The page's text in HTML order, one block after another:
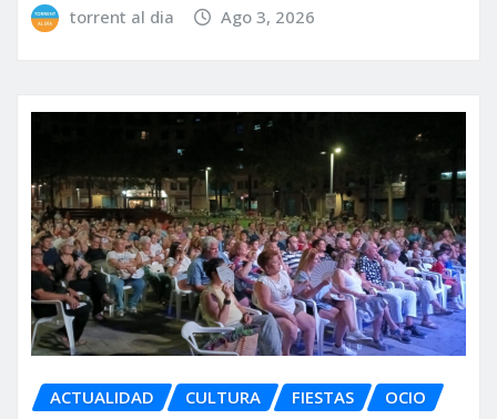
torrent al dia Ago 3, 2026
ACTUALIDAD CULTURA FIESTAS OCIO